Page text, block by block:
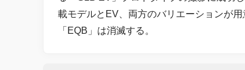
載モデルとEV、両方のバリエーションが
「EQB」は消滅する。